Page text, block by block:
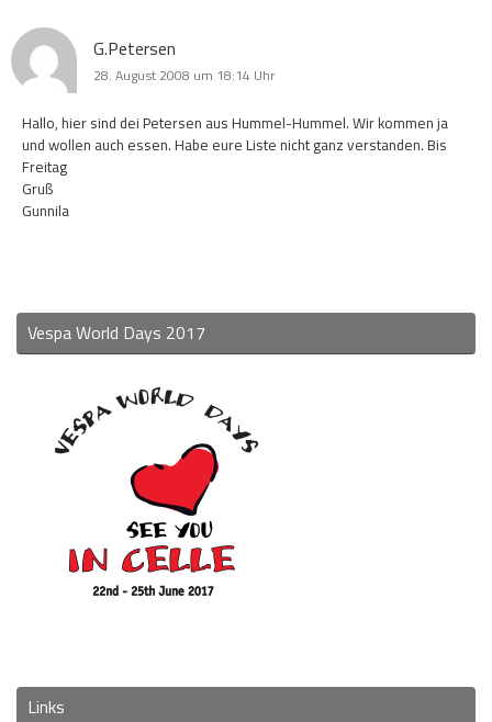
G.Petersen
28. August 2008 um 18:14 Uhr
Hallo, hier sind dei Petersen aus Hummel-Hummel. Wir kommen ja
und wollen auch essen. Habe eure Liste nicht ganz verstanden. Bis
Freitag
Gruß
Gunnila
Vespa World Days 2017
Links